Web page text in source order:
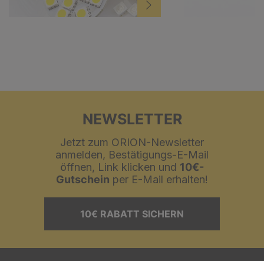
NEWSLETTER
Jetzt zum ORION-Newsletter
anmelden, Bestätigungs-E-Mail
öffnen, Link klicken und 10€-
Gutschein per E-Mail erhalten!
10€ RABATT SICHERN